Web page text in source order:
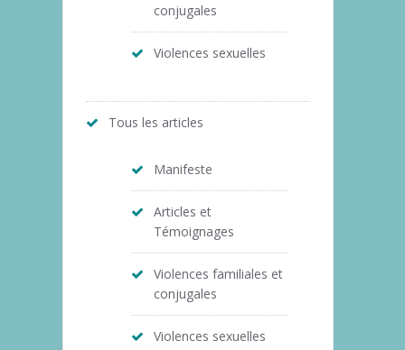
conjugales
Violences sexuelles
Tous les articles
Manifeste
Articles et
Témoignages
Violences familiales et
conjugales
Violences sexuelles